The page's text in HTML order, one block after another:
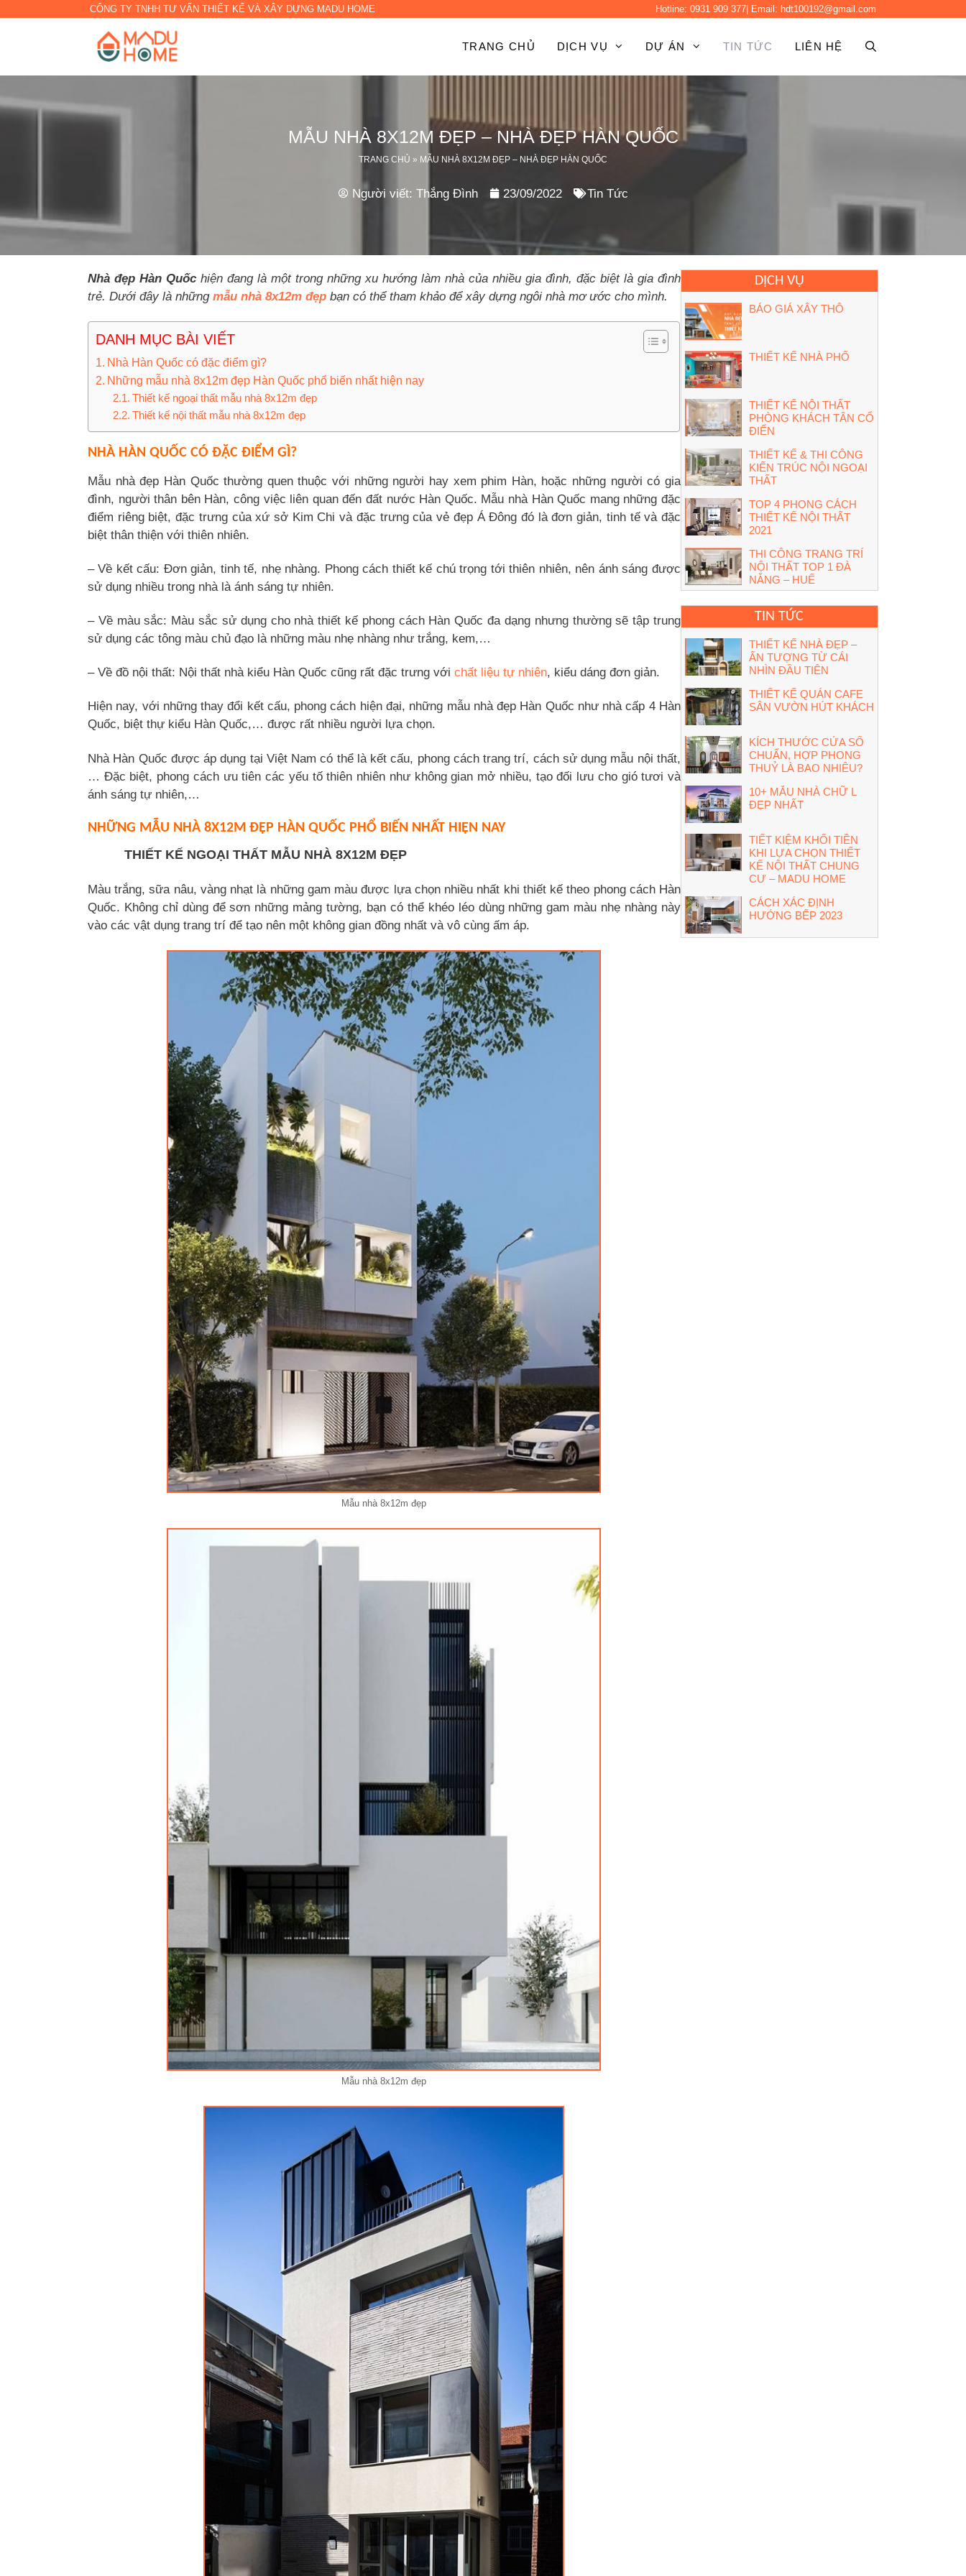
Hotline: 0931 909 377 | Email: hdt100192@gmail.com
CÔNG TY TNHH TƯ VẤN THIẾT KẾ VÀ XÂY DỰNG MADU HOME
TRANG CHỦ DỊCH VỤ DỰ ÁN TIN TỨC LIÊN HỆ
MẪU NHÀ 8X12M ĐẸP – NHÀ ĐẸP HÀN QUỐC
TRANG CHỦ » MẪU NHÀ 8X12M ĐẸP – NHÀ ĐẸP HÀN QUỐC
Người viết: Thắng Đình 23/09/2022 Tin Tức
Nhà đẹp Hàn Quốc hiện đang là một trong những xu hướng làm nhà của nhiều gia đình, đặc biệt là gia đình
trẻ. Dưới đây là những mẫu nhà 8x12m đẹp bạn có thể tham khảo để xây dựng ngôi nhà mơ ước cho mình.
DANH MỤC BÀI VIẾT
Nhà Hàn Quốc có đặc điểm gì?
Những mẫu nhà 8x12m đẹp Hàn Quốc phổ biến nhất hiện nay
Thiết kế ngoại thất mẫu nhà 8x12m đẹp
Thiết kế nội thất mẫu nhà 8x12m đẹp
NHÀ HÀN QUỐC CÓ ĐẶC ĐIỂM GÌ?
Mẫu nhà đẹp Hàn Quốc thường quen thuộc với những người hay xem phim Hàn, hoặc những người có gia
đình, người thân bên Hàn, công việc liên quan đến đất nước Hàn Quốc. Mẫu nhà Hàn Quốc mang những đặc
điểm riêng biệt, đặc trưng của xứ sở Kim Chi và đặc trưng của vẻ đẹp Á Đông đó là đơn giản, tinh tế và đặc
biệt thân thiện với thiên nhiên.
– Về kết cấu: Đơn giản, tinh tế, nhẹ nhàng. Phong cách thiết kế chú trọng tới thiên nhiên, nên ánh sáng được
sử dụng nhiều trong nhà là ánh sáng tự nhiên.
– Về màu sắc: Màu sắc sử dụng cho nhà thiết kế phong cách Hàn Quốc đa dạng nhưng thường sẽ tập trung
sử dụng các tông màu chủ đạo là những màu nhẹ nhàng như trắng, kem,…
– Về đồ nội thất: Nội thất nhà kiểu Hàn Quốc cũng rất đặc trưng với chất liệu tự nhiên, kiểu dáng đơn giản.
Hiện nay, với những thay đổi kết cấu, phong cách hiện đại, những mẫu nhà đẹp Hàn Quốc như nhà cấp 4 Hàn
Quốc, biệt thự kiểu Hàn Quốc,… được rất nhiều người lựa chọn.
Nhà Hàn Quốc được áp dụng tại Việt Nam có thể là kết cấu, phong cách trang trí, cách sử dụng mẫu nội thất,
… Đặc biệt, phong cách ưu tiên các yếu tố thiên nhiên như không gian mở nhiều, tạo đối lưu cho gió tươi và
ánh sáng tự nhiên,…
NHỮNG MẪU NHÀ 8X12M ĐẸP HÀN QUỐC PHỔ BIẾN NHẤT HIỆN NAY
THIẾT KẾ NGOẠI THẤT MẪU NHÀ 8X12M ĐẸP
Màu trắng, sữa nâu, vàng nhạt là những gam màu được lựa chọn nhiều nhất khi thiết kế theo phong cách Hàn
Quốc. Không chỉ dùng để sơn những mảng tường, bạn có thể khéo léo dùng những gam màu nhẹ nhàng này
vào các vật dụng trang trí để tạo nên một không gian đồng nhất và vô cùng ấm áp.
Mẫu nhà 8x12m đẹp
Mẫu nhà 8x12m đẹp
DỊCH VỤ
BÁO GIÁ XÂY THÔ
THIẾT KẾ NHÀ PHỐ
THIẾT KẾ NỘI THẤT
PHÒNG KHÁCH TÂN CỔ
ĐIỂN
THIẾT KẾ & THI CÔNG
KIẾN TRÚC NỘI NGOẠI
THẤT
TOP 4 PHONG CÁCH
THIẾT KẾ NỘI THẤT
2021
THI CÔNG TRANG TRÍ
NỘI THẤT TOP 1 ĐÀ
NẴNG – HUẾ
TIN TỨC
THIẾT KẾ NHÀ ĐẸP –
ẤN TƯỢNG TỪ CÁI
NHÌN ĐẦU TIÊN
THIẾT KẾ QUÁN CAFE
SÂN VƯỜN HÚT KHÁCH
KÍCH THƯỚC CỬA SỔ
CHUẨN, HỢP PHONG
THUỶ LÀ BAO NHIÊU?
10+ MẪU NHÀ CHỮ L
ĐẸP NHẤT
TIẾT KIỆM KHỐI TIỀN
KHI LỰA CHỌN THIẾT
KẾ NỘI THẤT CHUNG
CƯ – MADU HOME
CÁCH XÁC ĐỊNH
HƯỚNG BẾP 2023